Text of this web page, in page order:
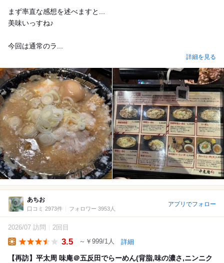
まず率直な感想を述べますと...
美味いっすね♪
今回は通常のラ...
詳細を見る
あちお
口コミ 2973件 フォロワー 3953人
アプリでフォロー
2026/07 訪問 2回目
3.5 ～￥999/1人 詳細
【再訪】平太周 味庵＠五反田でらーめん(背脂,味の濃さ,ニンニク